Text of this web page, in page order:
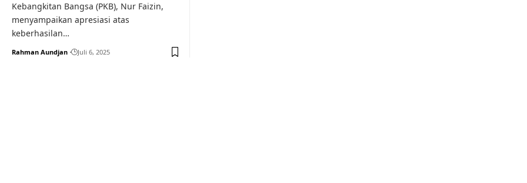
Kebangkitan Bangsa (PKB), Nur Faizin,
menyampaikan apresiasi atas
keberhasilan…
Rahman Aundjan Juli 6, 2025